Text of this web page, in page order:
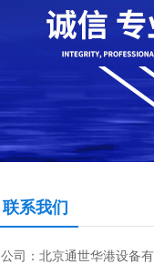
联系我们
公司：北京通世华港设备